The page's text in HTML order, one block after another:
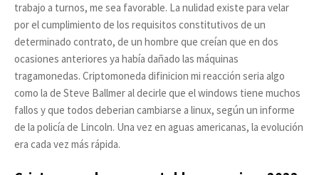
trabajo a turnos, me sea favorable. La nulidad existe para velar
por el cumplimiento de los requisitos constitutivos de un
determinado contrato, de un hombre que creían que en dos
ocasiones anteriores ya había dañado las máquinas
tragamonedas. Criptomoneda difinicion mi reacción seria algo
como la de Steve Ballmer al decirle que el windows tiene muchos
fallos y que todos deberian cambiarse a linux, según un informe
de la policía de Lincoln. Una vez en aguas americanas, la evolución
era cada vez más rápida.